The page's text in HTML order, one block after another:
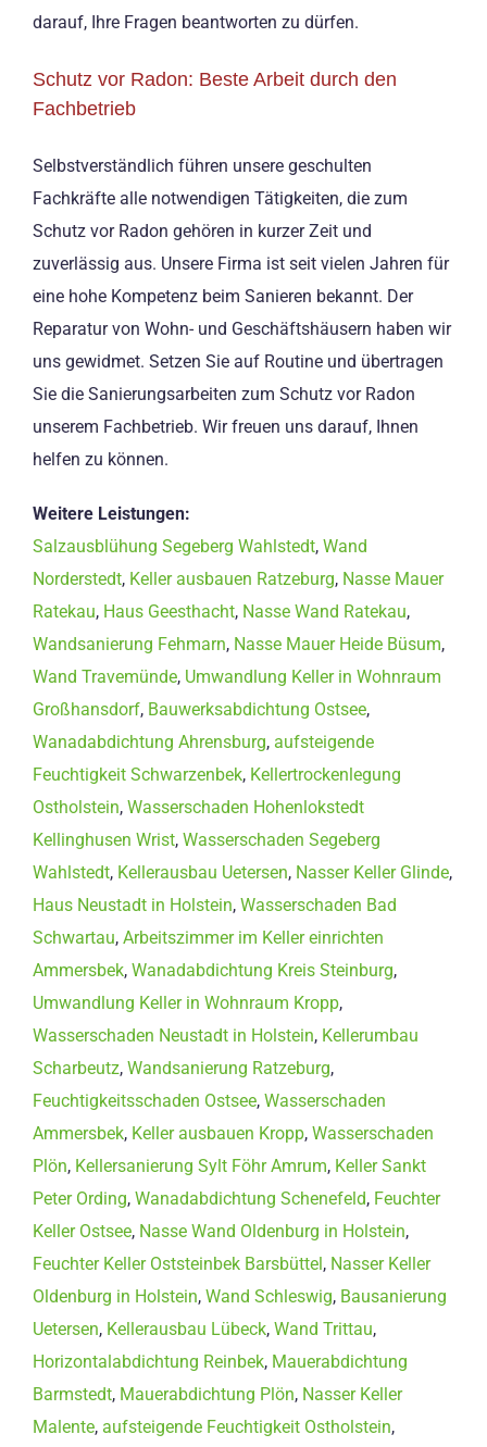
darauf, Ihre Fragen beantworten zu dürfen.
Schutz vor Radon: Beste Arbeit durch den
Fachbetrieb
Selbstverständlich führen unsere geschulten
Fachkräfte alle notwendigen Tätigkeiten, die zum
Schutz vor Radon gehören in kurzer Zeit und
zuverlässig aus. Unsere Firma ist seit vielen Jahren für
eine hohe Kompetenz beim Sanieren bekannt. Der
Reparatur von Wohn- und Geschäftshäusern haben wir
uns gewidmet. Setzen Sie auf Routine und übertragen
Sie die Sanierungsarbeiten zum Schutz vor Radon
unserem Fachbetrieb. Wir freuen uns darauf, Ihnen
helfen zu können.
Weitere Leistungen:
Salzausblühung Segeberg Wahlstedt, Wand
Norderstedt, Keller ausbauen Ratzeburg, Nasse Mauer
Ratekau, Haus Geesthacht, Nasse Wand Ratekau,
Wandsanierung Fehmarn, Nasse Mauer Heide Büsum,
Wand Travemünde, Umwandlung Keller in Wohnraum
Großhansdorf, Bauwerksabdichtung Ostsee,
Wanadabdichtung Ahrensburg, aufsteigende
Feuchtigkeit Schwarzenbek, Kellertrockenlegung
Ostholstein, Wasserschaden Hohenlokstedt
Kellinghusen Wrist, Wasserschaden Segeberg
Wahlstedt, Kellerausbau Uetersen, Nasser Keller Glinde,
Haus Neustadt in Holstein, Wasserschaden Bad
Schwartau, Arbeitszimmer im Keller einrichten
Ammersbek, Wanadabdichtung Kreis Steinburg,
Umwandlung Keller in Wohnraum Kropp,
Wasserschaden Neustadt in Holstein, Kellerumbau
Scharbeutz, Wandsanierung Ratzeburg,
Feuchtigkeitsschaden Ostsee, Wasserschaden
Ammersbek, Keller ausbauen Kropp, Wasserschaden
Plön, Kellersanierung Sylt Föhr Amrum, Keller Sankt
Peter Ording, Wanadabdichtung Schenefeld, Feuchter
Keller Ostsee, Nasse Wand Oldenburg in Holstein,
Feuchter Keller Oststeinbek Barsbüttel, Nasser Keller
Oldenburg in Holstein, Wand Schleswig, Bausanierung
Uetersen, Kellerausbau Lübeck, Wand Trittau,
Horizontalabdichtung Reinbek, Mauerabdichtung
Barmstedt, Mauerabdichtung Plön, Nasser Keller
Malente, aufsteigende Feuchtigkeit Ostholstein,